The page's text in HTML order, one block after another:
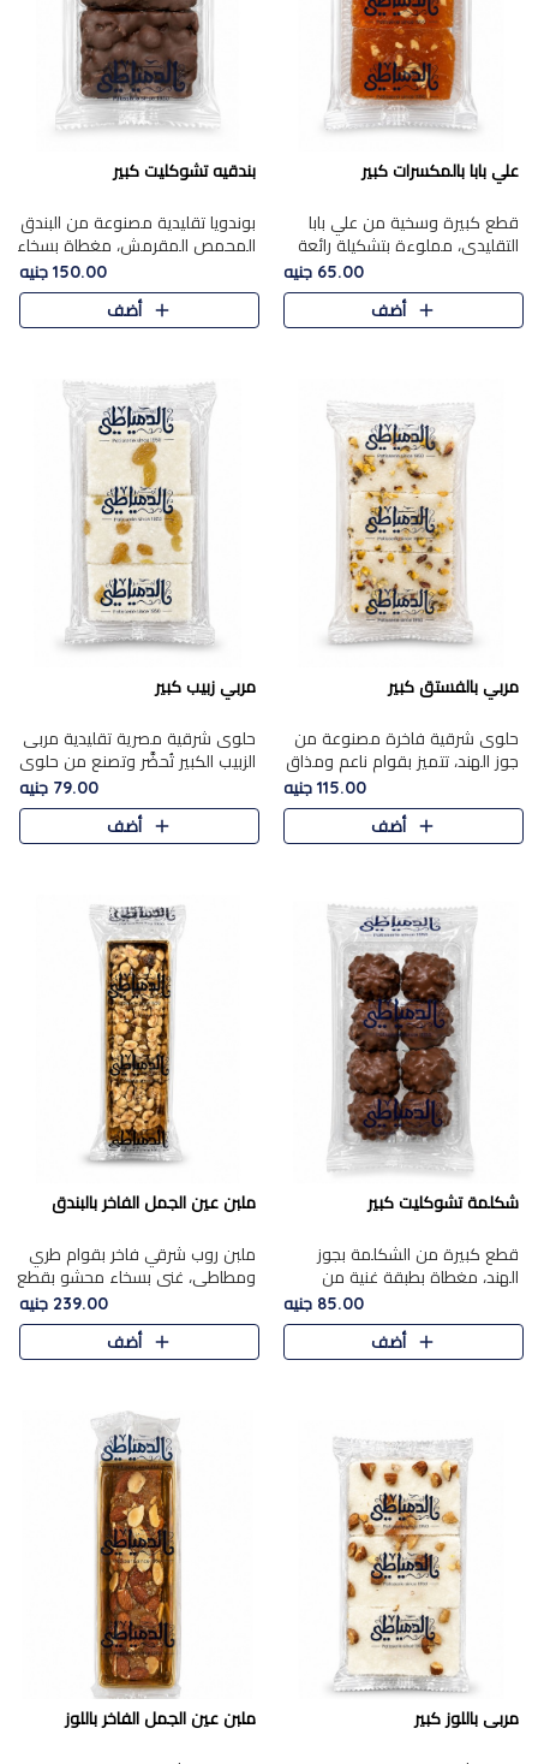
علي بابا بالمكسرات كبير
قطع كبيرة وسخية من علي بابا
التقليدي، مملوءة بتشكيلة رائعة
من المكسرات المحمصة المحمرة.
65.00 جنيه
أضف
بندقيه تشوكليت كبير
بوندويا تقليدية مصنوعة من البندق
المحمص المقرمش، مغطاة بسخاء
بشوكولاتة فاخرة غنية لتحقيق
التوازن المثالي بين قوام القرمشة
ونكهة الشوكولاتة ا..
150.00 جنيه
أضف
مربي بالفستق كبير
حلوى شرقية فاخرة مصنوعة من
جوز الهند، تتميز بقوام ناعم ومذاق
غني، وتزين بقطع من الفستق
الفاخر التي تضيف عليها قرمشة
115.00 جنيه
أضف
مربي زبيب كبير
حلوى شرقية مصرية تقليدية مربى
الزبيب الكبير تُحضَّر وتصنع من حلوي
جوز الهند باسد بقوام طري ومذاق
غني، وتُزين وتغطا بحبات الزبيب
الذهبي التي ..
79.00 جنيه
أضف
شكلمة تشوكليت كبير
قطع كبيرة من الشكلمة بجوز
الهند، مغطاة بطبقة غنية من
الشوكولاتة الفاخرة لتجمع بين
القوام الطري من الداخل مركز جوز
الهند المطاطي والمذاق الغن..
85.00 جنيه
أضف
ملبن عين الجمل الفاخر بالبندق
ملبن روب شرقي فاخر بقوام طري
ومطاطي، غني بسخاء محشو بقطع
عين الجمل والبندق المحمص التي
تضيف قرمشة مميزة مُرضية
ونكهة جوزية غنية في كل
239.00 جنيه
أضف
مربى باللوز كبير ملبن عين الجمل الفاخر باللوز